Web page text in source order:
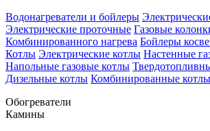
Водонагреватели и бойлеры
Электрические проточные Газовые
Комбинированного нагрева Бойлеры
Котлы Электрические котлы Настенные
Напольные газовые котлы
Дизельные котлы Комбинированные котлы
Обогреватели
Камины